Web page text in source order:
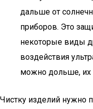
дальше от
приборов. Это
некоторые виды
воздействия
можно дольше, их
Чистку изделий нужно